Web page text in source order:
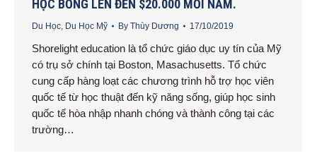
HỌC BỔNG LÊN ĐẾN $20.000 MỖI NĂM.
Du Học, Du Học Mỹ By Thùy Dương 17/10/2019
Shorelight education là tổ chức giáo dục uy tín của Mỹ
có trụ sở chính tại Boston, Masachusetts. Tổ chức
cung cấp hàng loạt các chương trình hỗ trợ học viên
quốc tế từ học thuật đến kỹ năng sống, giúp học sinh
quốc tế hòa nhập nhanh chóng và thành công tại các
trường…